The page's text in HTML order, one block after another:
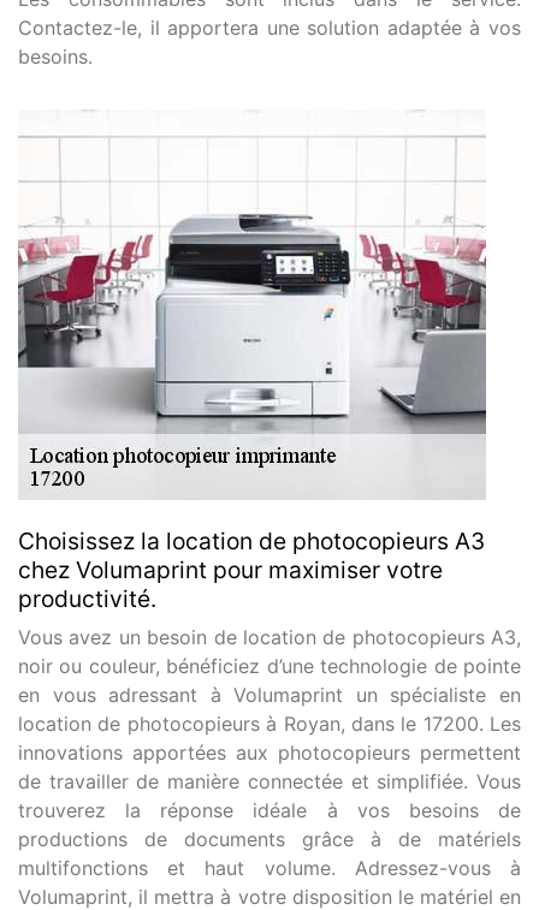
Contactez-le, il apportera une solution adaptée à vos
besoins.
Choisissez la location de photocopieurs A3
chez Volumaprint pour maximiser votre
productivité.
Vous avez un besoin de location de photocopieurs A3,
noir ou couleur, bénéficiez d’une technologie de pointe
en vous adressant à Volumaprint un spécialiste en
location de photocopieurs à Royan, dans le 17200. Les
innovations apportées aux photocopieurs permettent
de travailler de manière connectée et simplifiée. Vous
trouverez la réponse idéale à vos besoins de
productions de documents grâce à de matériels
multifonctions et haut volume. Adressez-vous à
Volumaprint, il mettra à votre disposition le matériel en